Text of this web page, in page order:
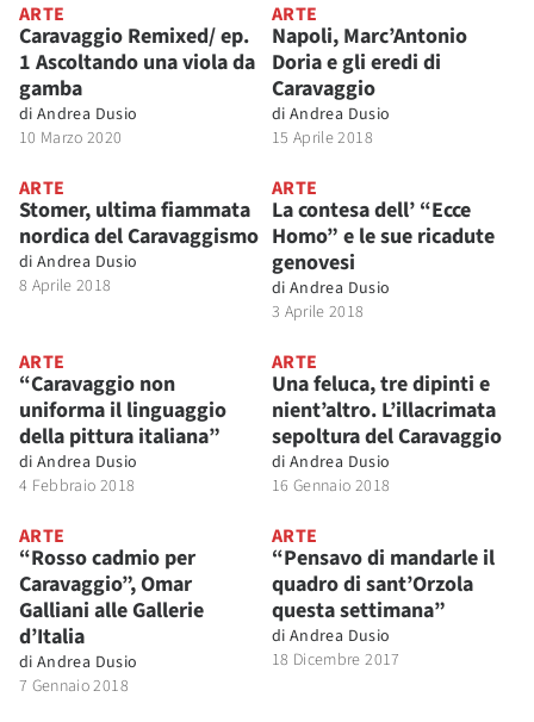
ARTE
Caravaggio Remixed/ ep.
1 Ascoltando una viola da
gamba
di Andrea Dusio
10 Marzo 2020
ARTE
Napoli, Marc’Antonio
Doria e gli eredi di
Caravaggio
di Andrea Dusio
15 Aprile 2018
ARTE
Stomer, ultima fiammata
nordica del Caravaggismo
di Andrea Dusio
8 Aprile 2018
ARTE
La contesa dell’ “Ecce
Homo” e le sue ricadute
genovesi
di Andrea Dusio
3 Aprile 2018
ARTE
“Caravaggio non
uniforma il linguaggio
della pittura italiana”
di Andrea Dusio
4 Febbraio 2018
ARTE
Una feluca, tre dipinti e
nient’altro. L’illacrimata
sepoltura del Caravaggio
di Andrea Dusio
16 Gennaio 2018
ARTE
“Rosso cadmio per
Caravaggio”, Omar
Galliani alle Gallerie
d’Italia
di Andrea Dusio
7 Gennaio 2018
ARTE
“Pensavo di mandarle il
quadro di sant’Orzola
questa settimana”
di Andrea Dusio
18 Dicembre 2017